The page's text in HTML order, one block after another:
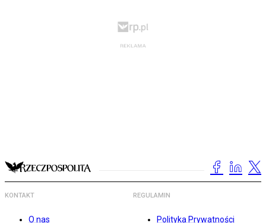
KONTAKT
O nas
REGULAMIN
Polityka Prywatności